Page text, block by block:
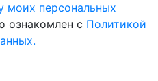
моих персональных
ознакомлен с Политикой